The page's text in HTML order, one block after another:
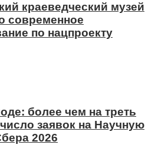
краеведческий музей
современное
по нацпроекту
более чем на треть
заявок на Научную
2026